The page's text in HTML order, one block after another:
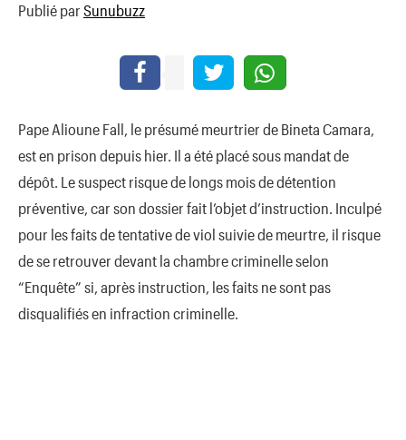
Publié par Sunubuzz
Pape Alioune Fall, le présumé meurtrier de Bineta Camara,
est en prison depuis hier. Il a été placé sous mandat de
dépôt. Le suspect risque de longs mois de détention
préventive, car son dossier fait l’objet d’instruction. Inculpé
pour les faits de tentative de viol suivie de meurtre, il risque
de se retrouver devant la chambre criminelle selon
“Enquête” si, après instruction, les faits ne sont pas
disqualifiés en infraction criminelle.